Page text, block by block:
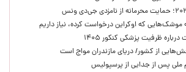
موشک‌هایی که اوکراین درخواست کرده، نیاز داریم
ظرفیت پزشکی کنکور ۱۴۰۵
از کشور/ دریای مازندران مواج است
ملی پس از جدایی از پرسپولیس